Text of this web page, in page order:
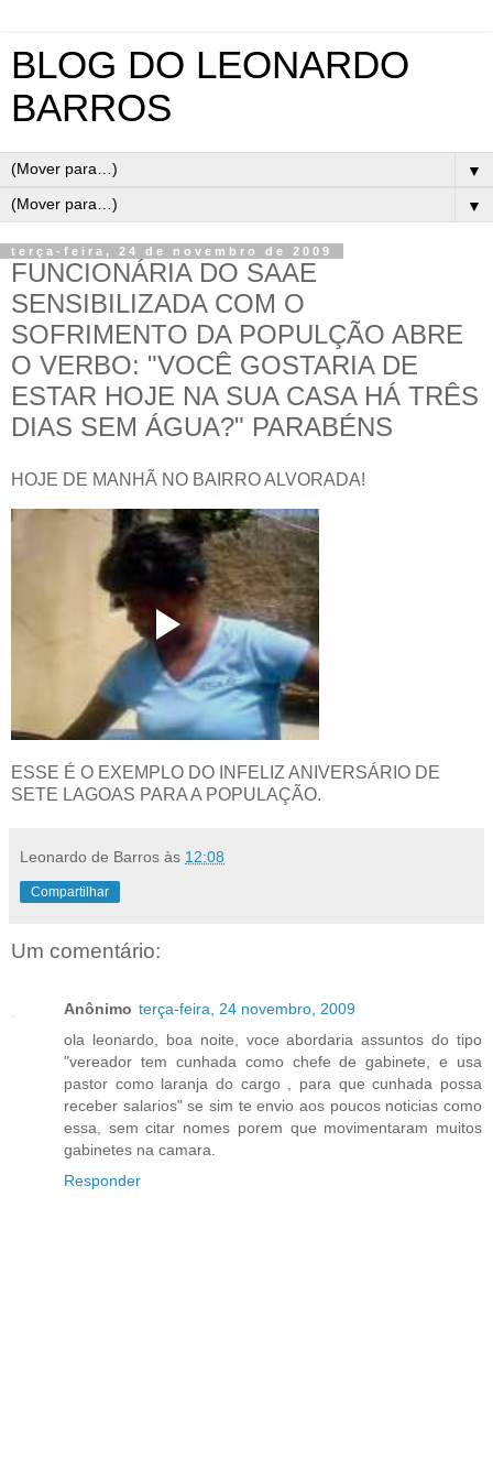
BLOG DO LEONARDO
BARROS
▼
▼
terça-feira, 24 de novembro de 2009
FUNCIONÁRIA DO SAAE
SENSIBILIZADA COM O
SOFRIMENTO DA POPULÇÃO ABRE
O VERBO: "VOCÊ GOSTARIA DE
ESTAR HOJE NA SUA CASA HÁ TRÊS
DIAS SEM ÁGUA?" PARABÉNS
HOJE DE MANHÃ NO BAIRRO ALVORADA!
ESSE É O EXEMPLO DO INFELIZ ANIVERSÁRIO DE
SETE LAGOAS PARA A POPULAÇÃO.
Leonardo de Barros às 12:08
Compartilhar
Um comentário:
Anônimo terça-feira, 24 novembro, 2009
ola leonardo, boa noite, voce abordaria assuntos do tipo
"vereador tem cunhada como chefe de gabinete, e usa
pastor como laranja do cargo , para que cunhada possa
receber salarios" se sim te envio aos poucos noticias como
essa, sem citar nomes porem que movimentaram muitos
gabinetes na camara.
Responder